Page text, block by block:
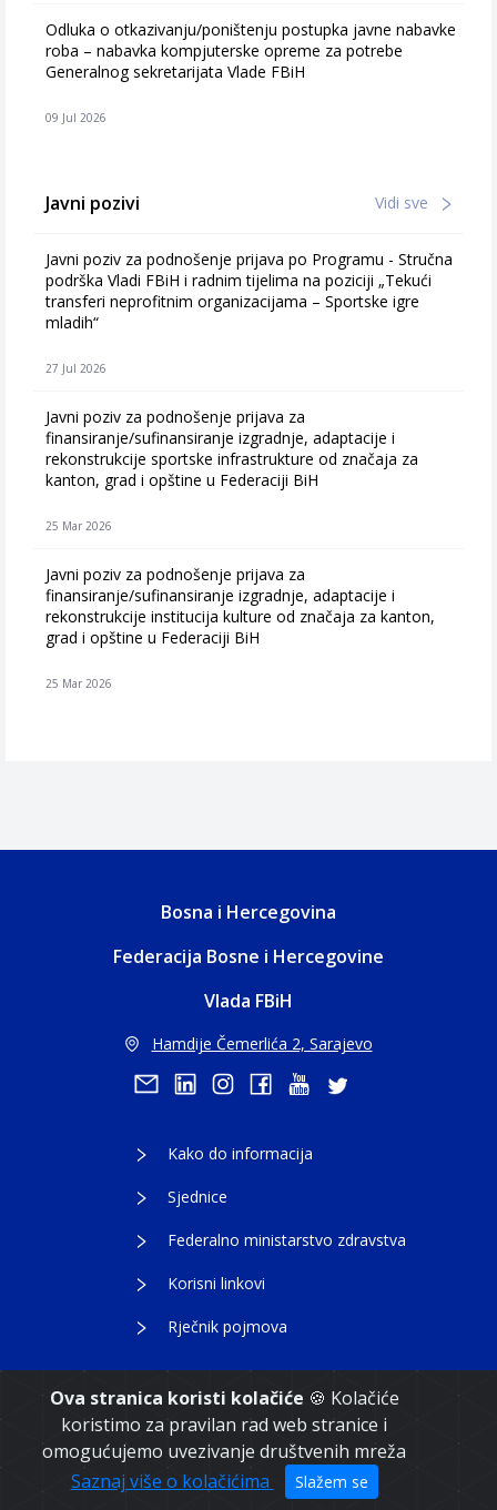
Ova stranica koristi kolačiće 🍪 Kolačiće
koristimo za pravilan rad web stranice i
omogućujemo uvezivanje društvenih mreža
Saznaj više o kolačićima
Slažem se
Odluka o otkazivanju/poništenju postupka javne nabavke
roba – nabavka kompjuterske opreme za potrebe
Generalnog sekretarijata Vlade FBiH
09 Jul 2026
Javni pozivi Vidi sve
Javni poziv za podnošenje prijava po Programu - Stručna
podrška Vladi FBiH i radnim tijelima na poziciji „Tekući
transferi neprofitnim organizacijama – Sportske igre
mladih“
27 Jul 2026
Javni poziv za podnošenje prijava za
finansiranje/sufinansiranje izgradnje, adaptacije i
rekonstrukcije sportske infrastrukture od značaja za
kanton, grad i opštine u Federaciji BiH
25 Mar 2026
Javni poziv za podnošenje prijava za
finansiranje/sufinansiranje izgradnje, adaptacije i
rekonstrukcije institucija kulture od značaja za kanton,
grad i opštine u Federaciji BiH
25 Mar 2026
Bosna i Hercegovina
Federacija Bosne i Hercegovine
Vlada FBiH
Hamdije Čemerlića 2, Sarajevo
Kako do informacija
Sjednice
Federalno ministarstvo zdravstva
Korisni linkovi
Rječnik pojmova
Copyright 2021. Vlada Federacije Bosne i
Hercegovine